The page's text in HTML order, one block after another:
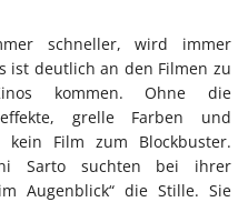
schneller, wird immer
ist deutlich an den Filmen zu
kommen. Ohne die
grelle Farben und
kein Film zum Blockbuster.
Sarto suchten bei ihrer
Augenblick“ die Stille. Sie